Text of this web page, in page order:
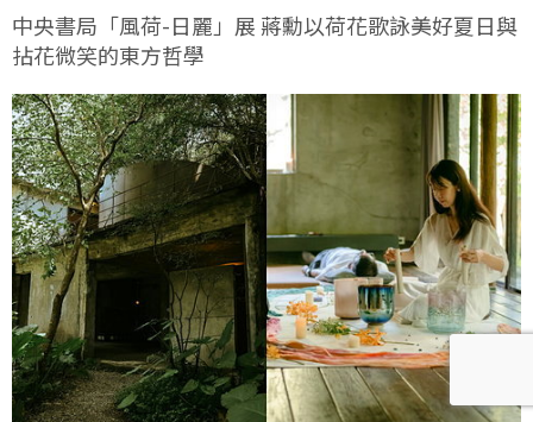
中央書局「風荷-日麗」展 蔣勳以荷花歌詠美好夏日與
拈花微笑的東方哲學